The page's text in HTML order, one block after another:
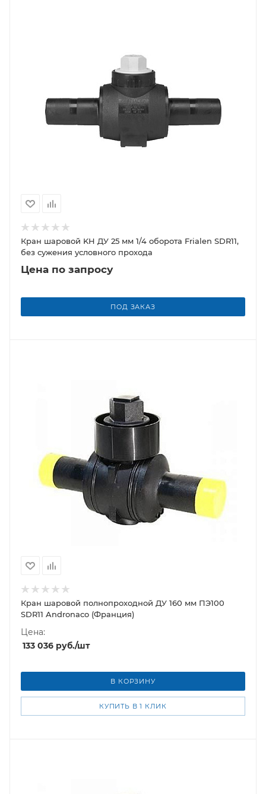
Кран шаровой KH ДУ 25 мм 1/4 оборота Frialen SDR11,
без сужения условного прохода
Цена по запросу
ПОД ЗАКАЗ
Кран шаровой полнопроходной ДУ 160 мм ПЭ100
SDR11 Andronaco (Франция)
Цена:
133 036 руб./шт
В КОРЗИНУ
КУПИТЬ В 1 КЛИК